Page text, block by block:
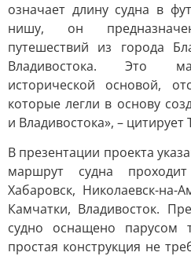
означает длину судна в
нишу, он
путешествий из города
Владивостока. Это
исторической основой,
которые легли в основу
и Владивостока», –
В презентации проекта
маршрут судна
Хабаровск, Николаевск-на-
Камчатки, Владивосток.
судно оснащено парусом
простая конструкция не